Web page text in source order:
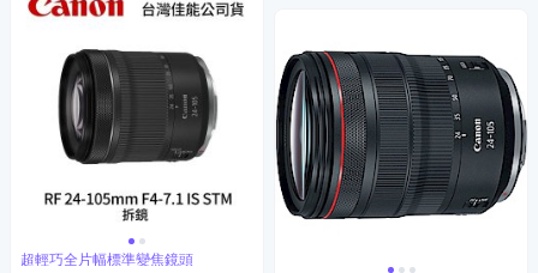
超輕巧全片幅標準變焦鏡頭